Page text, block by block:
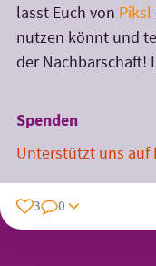
lasst Euch von Piksl
nutzen könnt und
der Nachbarschaft!
Spenden
Unterstützt uns auf
3 0